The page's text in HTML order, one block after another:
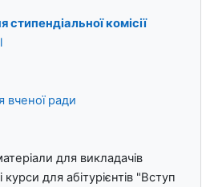
стипендіальної комісії
вченої ради
для викладачів
курси для абітурієнтів "Вступ